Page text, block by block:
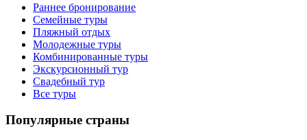
Раннее бронирование
Семейные туры
Пляжный отдых
Молодежные туры
Комбинированные туры
Экскурсионный тур
Свадебный тур
Все туры
Популярные страны